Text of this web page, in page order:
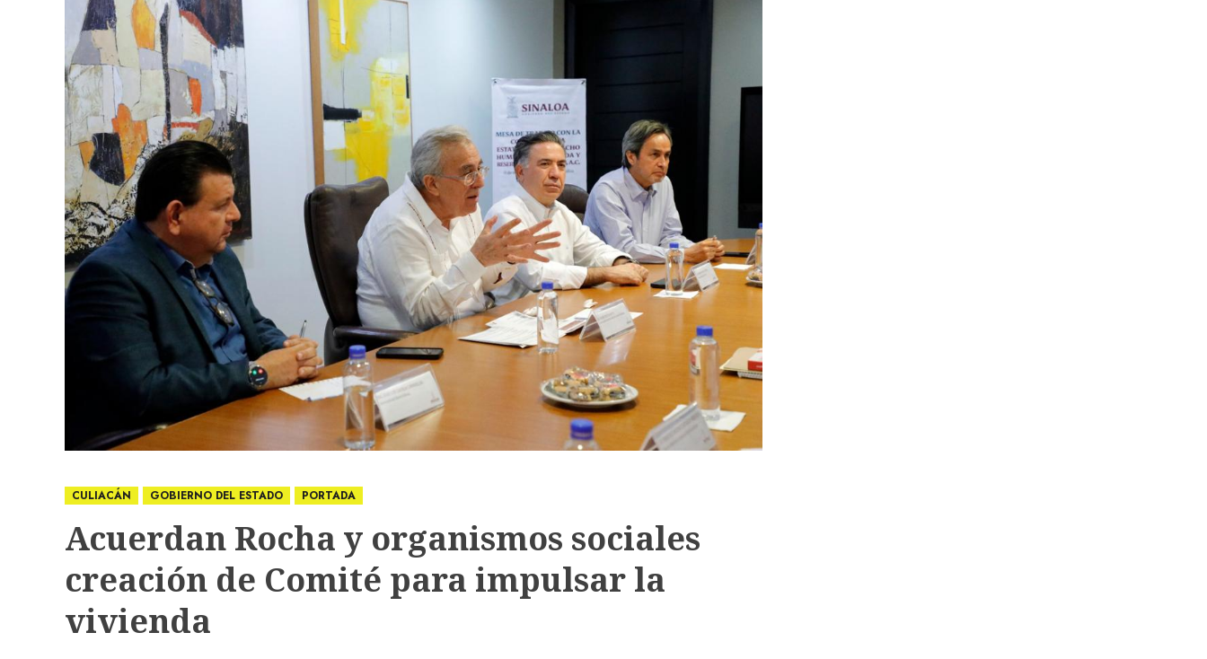
CULIACÁN GOBIERNO DEL ESTADO PORTADA
Acuerdan Rocha y organismos sociales
creación de Comité para impulsar la
vivienda